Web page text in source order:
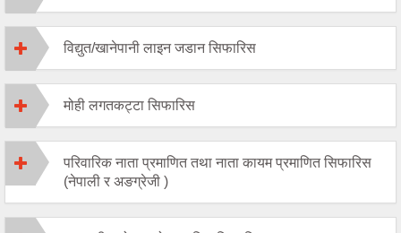
विद्युत/खानेपानी लाइन जडान सिफारिस
मोही लगतकट्टा सिफारिस
परिवारिक नाता प्रमाणित तथा नाता कायम प्रमाणित सिफारिस
(नेपाली र अङग्रेजी )